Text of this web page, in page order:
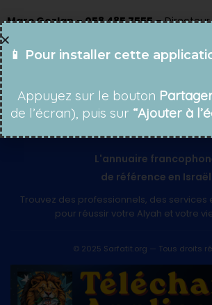
Marc Gozlan–058 485 7555– Directeur
professionnel Sarfatit
Téléchargez
L'annuaire
de référence en Israël
Trouvez des professionnels, des services
pour réussir votre Alyah et votre
© 2025 Sarfatit.org — Tous droits
📱 Pour installer cette
Appuyez sur le bouton
de l’écran), puis sur “Ajouter à